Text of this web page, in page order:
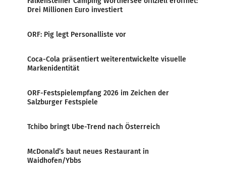
Drei Millionen Euro investiert
ORF: Pig legt Personalliste vor
Coca-Cola präsentiert weiterentwickelte visuelle
Markenidentität
ORF-Festspielempfang 2026 im Zeichen der
Salzburger Festspiele
Tchibo bringt Ube-Trend nach Österreich
McDonald’s baut neues Restaurant in
Waidhofen/Ybbs